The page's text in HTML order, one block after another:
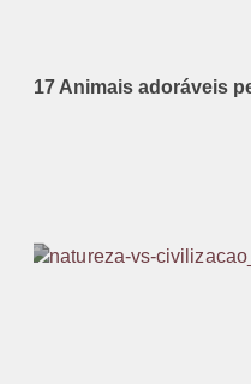
17 Animais adoráveis